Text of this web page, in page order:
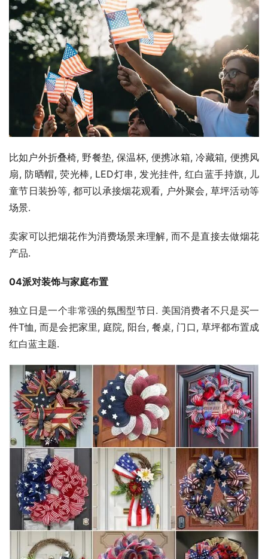
比如户外折叠椅, 野餐垫, 保温杯, 便携冰箱, 冷藏箱, 便携风
扇, 防晒帽, 荧光棒, LED灯串, 发光挂件, 红白蓝手持旗, 儿
童节日装扮等, 都可以承接烟花观看, 户外聚会, 草坪活动等
场景.
卖家可以把烟花作为消费场景来理解, 而不是直接去做烟花
产品.
04派对装饰与家庭布置
独立日是一个非常强的氛围型节日. 美国消费者不只是买一
件T恤, 而是会把家里, 庭院, 阳台, 餐桌, 门口, 草坪都布置成
红白蓝主题.